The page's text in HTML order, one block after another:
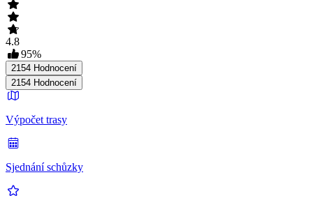
4.8
95%
2154 Hodnocení
2154 Hodnocení
Výpočet trasy
Sjednání schůzky